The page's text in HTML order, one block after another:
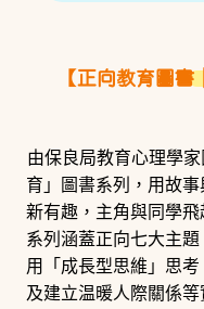
【正向教育圖書
由保良局教育心理學
育」圖書系列，用故
新有趣，主角與同學
系列涵蓋正向七大主
用「成長型思維」思
及建立温暖人際關係